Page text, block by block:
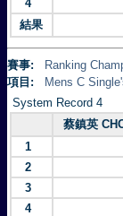
4
結果
賽事:
Ranking
項目:
Mens C
System Record 4
蔡鎮英
1
2
3
4